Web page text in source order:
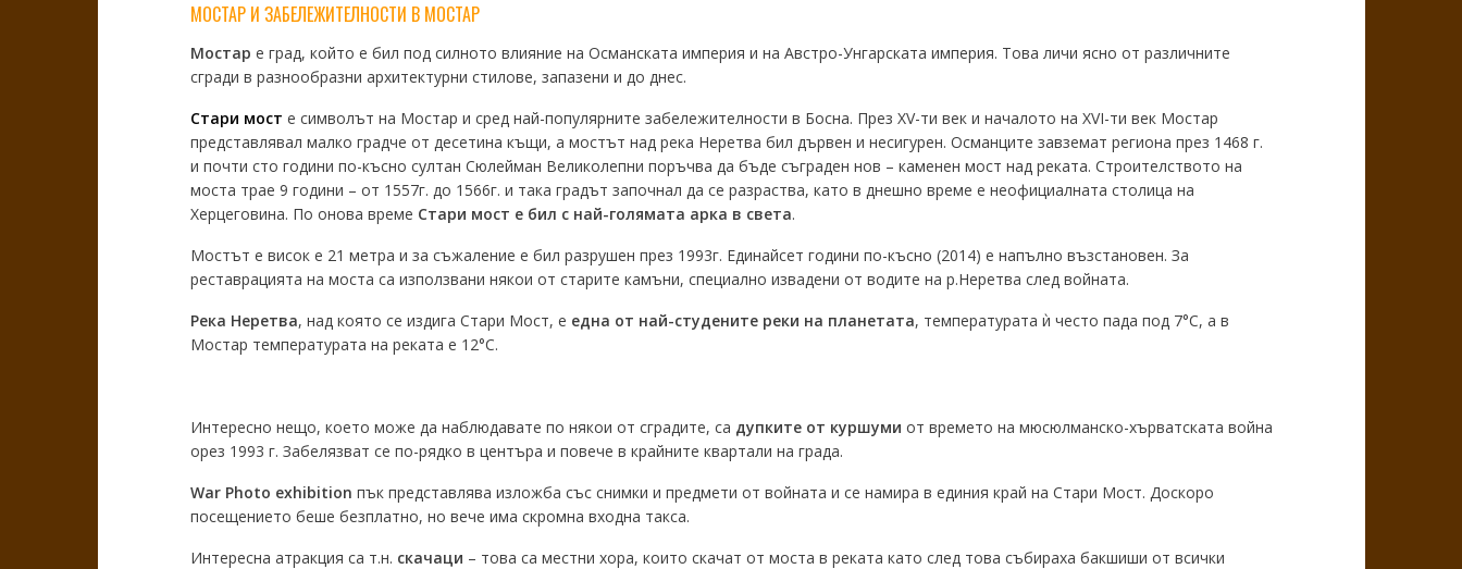
МОСТАР И ЗАБЕЛЕЖИТЕЛНОСТИ В МОСТАР
Мостар е град, който е бил под силното влияние на Османската империя и на Австро-Унгарската империя. Това личи ясно от различните
сгради в разнообразни архитектурни стилове, запазени и до днес.
Стари мост е символът на Мостар и сред най-популярните забележителности в Босна. През XV-ти век и началото на XVI-ти век Мостар
представлявал малко градче от десетина къщи, а мостът над река Неретва бил дървен и несигурен. Османците завземат региона през 1468 г.
и почти сто години по-късно султан Сюлейман Великолепни поръчва да бъде съграден нов – каменен мост над реката. Строителството на
моста трае 9 години – от 1557г. до 1566г. и така градът започнал да се разраства, като в днешно време е неофициалната столица на
Херцеговина. По онова време Стари мост е бил с най-голямата арка в света.
Мостът е висок е 21 метра и за съжаление е бил разрушен през 1993г. Единайсет години по-късно (2014) е напълно възстановен. За
реставрацията на моста са използвани някои от старите камъни, специално извадени от водите на р.Неретва след войната.
Река Неретва, над която се издига Стари Мост, е една от най-студените реки на планетата, температурата ѝ често пада под 7°C, а в
Мостар температурата на реката е 12°C.
Интересно нещо, което може да наблюдавате по някои от сградите, са дупките от куршуми от времето на мюсюлманско-хърватската война
орез 1993 г. Забелязват се по-рядко в центъра и повече в крайните квартали на града.
War Photo exhibition пък представлява изложба със снимки и предмети от войната и се намира в единия край на Стари Мост. Доскоро
посещението беше безплатно, но вече има скромна входна такса.
Интересна атракция са т.н. скачаци – това са местни хора, които скачат от моста в реката като след това събираха бакшиши от всички